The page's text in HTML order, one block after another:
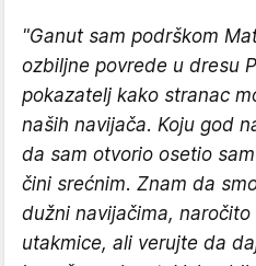
"Ganut sam podrškom
ozbiljne povrede u dresu
pokazatelj kako stranac
naših navijača. Koju god
da sam otvorio osetio
čini srećnim. Znam da
dužni navijačima,
utakmice, ali verujte da